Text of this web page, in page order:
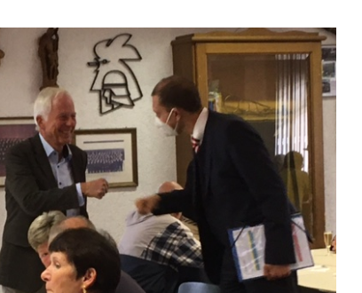
90 Jahre
Registrierkasse bei
Eisen Quirin: Ein Stück
St. Ingberter
Handelsgeschichte
feiert
Konzert
mit
Martin
in